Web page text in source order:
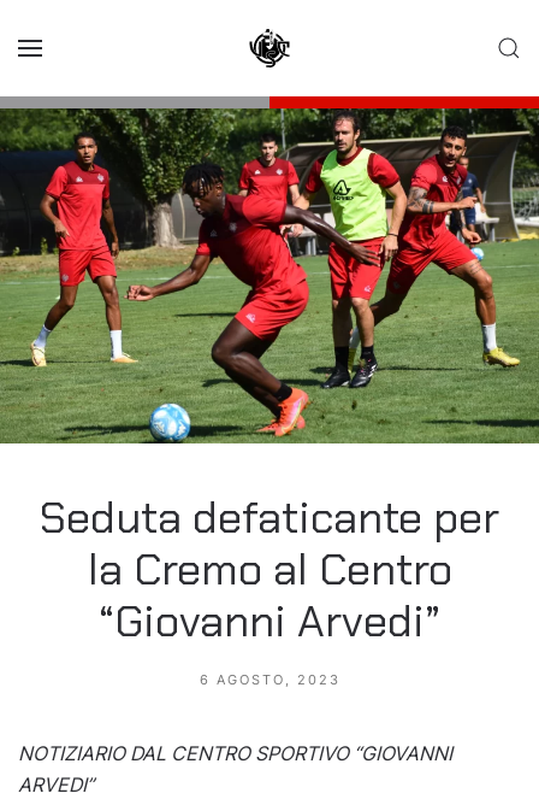
Seduta defaticante per
la Cremo al Centro
“Giovanni Arvedi”
6 AGOSTO, 2023
NOTIZIARIO DAL CENTRO SPORTIVO “GIOVANNI
ARVEDI”